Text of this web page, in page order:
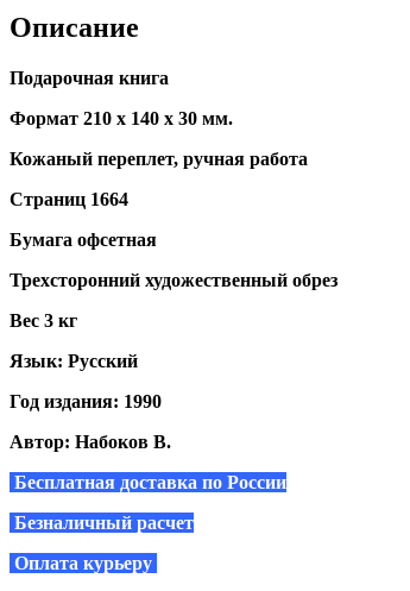
Описание
Подарочная книга
Формат 210 х 140 х 30 мм.
Кожаный переплет, ручная работа
Страниц 1664
Бумага офсетная
Трехсторонний художественный обрез
Вес 3 кг
Язык: Русский
Год издания: 1990
Автор: Набоков В.
Бесплатная доставка по России
Безналичный расчет
Оплата курьеру